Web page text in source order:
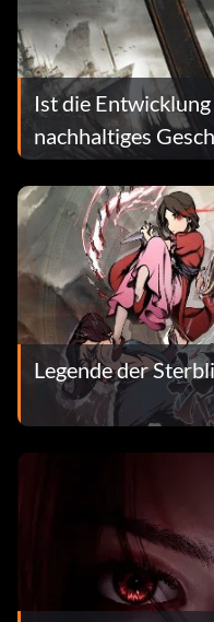
Ist die
nachhaltiges
Legende der